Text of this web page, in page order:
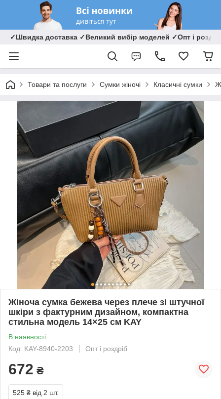
✓Швидка доставка ✓Великий вибір моделей ✓Опт і
Товари та послуги Сумки жіночі Класичні сумки
Жіноча сумка бежева через плече зі штучної
шкіри з фактурним дизайном, компактна
стильна модель 14×25 см KAY
В наявності
Код: KAY-8940-2203
Опт і роздріб
672 ₴
525 ₴ від 2 шт.